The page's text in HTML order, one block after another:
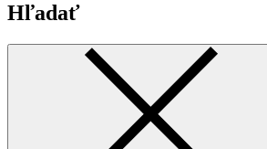
Hľadať